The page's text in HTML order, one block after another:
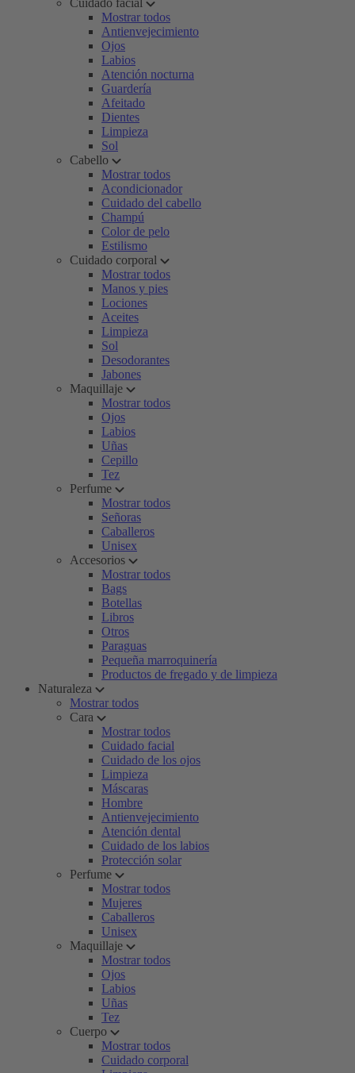
Cuidado facial
Mostrar todos
Antienvejecimiento
Ojos
Labios
Atención nocturna
Guardería
Afeitado
Dientes
Limpieza
Sol
Cabello
Mostrar todos
Acondicionador
Cuidado del cabello
Champú
Color de pelo
Estilismo
Cuidado corporal
Mostrar todos
Manos y pies
Lociones
Aceites
Limpieza
Sol
Desodorantes
Jabones
Maquillaje
Mostrar todos
Ojos
Labios
Uñas
Cepillo
Tez
Perfume
Mostrar todos
Señoras
Caballeros
Unisex
Accesorios
Mostrar todos
Bags
Botellas
Libros
Otros
Paraguas
Pequeña marroquinería
Productos de fregado y de limpieza
Naturaleza
Mostrar todos
Cara
Mostrar todos
Cuidado facial
Cuidado de los ojos
Limpieza
Máscaras
Hombre
Antienvejecimiento
Atención dental
Cuidado de los labios
Protección solar
Perfume
Mostrar todos
Mujeres
Caballeros
Unisex
Maquillaje
Mostrar todos
Ojos
Labios
Uñas
Tez
Cuerpo
Mostrar todos
Cuidado corporal